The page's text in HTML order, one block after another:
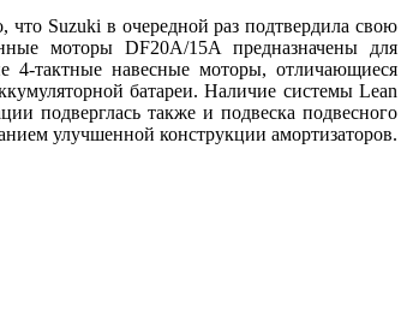
Suzuki в очередной раз подтвердила свою
моторы DF20A/15A предназначены для
4-тактные навесные моторы, отличающиеся
батареи. Наличие системы Lean
подверглась также и подвеска подвесного
улучшенной конструкции амортизаторов.